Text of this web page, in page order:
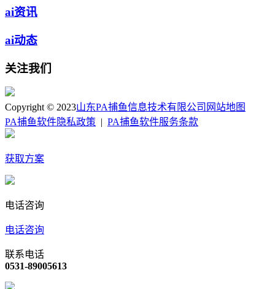
ai资讯
ai动态
关注我们
Copyright © 2023山东PA捕鱼信息技术有限公司 网站地图
PA捕鱼软件隐私政策
PA捕鱼软件服务条款
获取方案
电话咨询
电话咨询
联系电话
0531-89005613